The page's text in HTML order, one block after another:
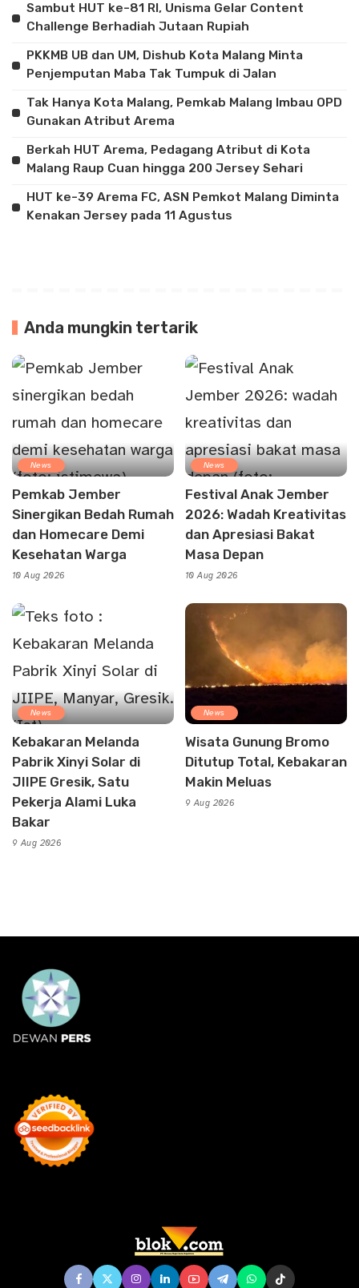
Sambut HUT ke-81 RI, Unisma Gelar Content
Challenge Berhadiah Jutaan Rupiah
PKKMB UB dan UM, Dishub Kota Malang Minta
Penjemputan Maba Tak Tumpuk di Jalan
Tak Hanya Kota Malang, Pemkab Malang Imbau OPD
Gunakan Atribut Arema
Berkah HUT Arema, Pedagang Atribut di Kota
Malang Raup Cuan hingga 200 Jersey Sehari
HUT ke-39 Arema FC, ASN Pemkot Malang Diminta
Kenakan Jersey pada 11 Agustus
Anda mungkin tertarik
News
Pemkab Jember
Sinergikan Bedah Rumah
dan Homecare Demi
Kesehatan Warga
10 Aug 2026
News
Festival Anak Jember
2026: Wadah Kreativitas
dan Apresiasi Bakat
Masa Depan
10 Aug 2026
News
Kebakaran Melanda
Pabrik Xinyi Solar di
JIIPE Gresik, Satu
Pekerja Alami Luka
Bakar
9 Aug 2026
News
Wisata Gunung Bromo
Ditutup Total, Kebakaran
Makin Meluas
9 Aug 2026